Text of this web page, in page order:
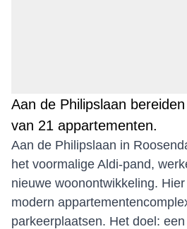
Aan de Philipslaan
van 21 appartementen.
Aan de Philipslaan in
het voormalige Aldi-pand,
nieuwe woonontwikkeling.
modern
parkeerplaatsen. Het doel: